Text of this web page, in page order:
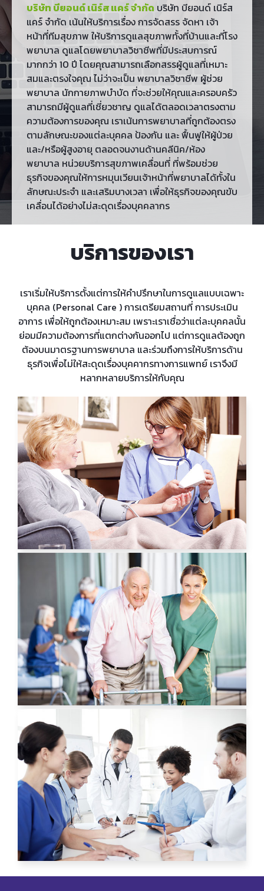
บริษัท บียอนด์ เนิร์ส แคร์ จำกัด บริษัท บียอนด์ เนิร์ส
แคร์ จำกัด เน้นให้บริการเรื่อง การจัดสรร จัดหา เจ้า
หน้าที่ทีมสุขภาพ ให้บริการดูแลสุขภาพทั้งที่บ้านและที่โรง
พยาบาล ดูแลโดยพยาบาลวิชาชีพที่มีประสบการณ์
มากกว่า 10 ปี โดยคุณสามารถเลือกสรรผู้ดูแลที่เหมาะ
สมและตรงใจคุณ ไม่ว่าจะเป็น พยาบาลวิชาชีพ ผู้ช่วย
พยาบาล นักกายภาพบำบัด ที่จะช่วยให้คุณและครอบครัว
สามารถมีผู้ดูแลที่เชี่ยวชาญ ดูแลได้ตลอดเวลาตรงตาม
ความต้องการของคุณ เราเน้นการพยาบาลที่ถูกต้องตรง
ตามลักษณะของแต่ละบุคคล ป้องกัน และ ฟื้นฟูให้ผู้ป่วย
และ/หรือผู้สูงอายุ ตลอดจนงานด้านคลีนิค/ห้อง
พยาบาล หน่วยบริการสุขภาพเคลื่อนที่ ที่พร้อมช่วย
ธุรกิจของคุณให้การหมุนเวียนเจ้าหน้าที่พยาบาลได้ทั้งใน
ลักษณะประจำ และเสริมบางเวลา เพื่อให้ธุรกิจของคุณขับ
เคลื่อนได้อย่างไม่สะดุดเรื่องบุคคลากร
บริการของเรา
เราเริ่มให้บริการตั้งแต่การให้คำปรึกษาในการดูแลแบบเฉพาะ
บุคคล (Personal Care ) การเตรียมสถานที่ การประเมิน
อาการ เพื่อให้ถูกต้องเหมาะสม เพราะเราเชื่อว่าแต่ละบุคคลนั้น
ย่อมมีความต้องการที่แตกต่างกันออกไป แต่การดูแลต้องถูก
ต้องบนมาตรฐานการพยาบาล และร่วมถึงการให้บริการด้าน
ธุรกิจเพื่อไม่ให้สะดุดเรื่องบุคคากรทางการแพทย์ เราจึงมี
หลากหลายบริการให้กับคุณ